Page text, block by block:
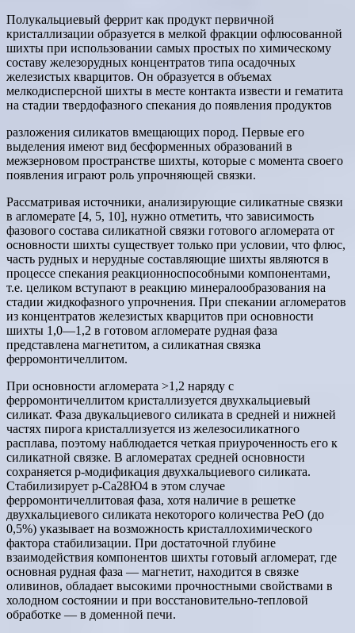
Полукальциевый феррит как продукт первичной
кристаллизации образуется в мелкой фракции офлюсованной
шихты при использовании самых простых по химическому
составу железорудных концентратов типа осадочных
железистых кварцитов. Он образуется в объемах
мелкодисперсной шихты в месте контакта извести и гематита
на стадии твердофазного спекания до появления продуктов
разложения силикатов вмещающих пород. Первые его
выделения имеют вид бесформенных образований в
межзерновом пространстве шихты, которые с момента своего
появления играют роль упрочняющей связки.
Рассматривая источники, анализирующие силикатные связки
в агломерате [4, 5, 10], нужно отметить, что зависимость
фазового состава силикатной связки готового агломерата от
основности шихты существует только при условии, что флюс,
часть рудных и нерудные составляющие шихты являются в
процессе спекания реакционноспособными компонентами,
т.е. целиком вступают в реакцию минералообразования на
стадии жидкофазного упрочнения. При спекании агломератов
из концентратов железистых кварцитов при основности
шихты 1,0—1,2 в готовом агломерате рудная фаза
представлена магнетитом, а силикатная связка
ферромонтичеллитом.
При основности агломерата >1,2 наряду с
ферромонтичеллитом кристаллизуется двухкальциевый
силикат. Фаза двукальциевого силиката в средней и нижней
частях пирога кристаллизуется из железосиликатного
расплава, поэтому наблюдается четкая приуроченность его к
силикатной связке. В агломератах средней основности
сохраняется р-модификация двухкальциевого силиката.
Стабилизирует р-Са28Ю4 в этом случае
ферромонтичеллитовая фаза, хотя наличие в решетке
двухкальциевого силиката некоторого количества РеО (до
0,5%) указывает на возможность кристаллохимического
фактора стабилизации. При достаточной глубине
взаимодействия компонентов шихты готовый агломерат, где
основная рудная фаза — магнетит, находится в связке
оливинов, обладает высокими прочностными свойствами в
холодном состоянии и при восстановительно-тепловой
обработке — в доменной печи.